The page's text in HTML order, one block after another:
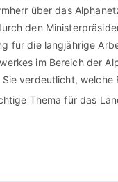
über das
den
für die langjährige
im Bereich der
verdeutlicht, welche
Thema für das